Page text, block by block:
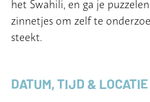
zinnetjes om zelf te
steekt.
DATUM, TIJD & LOCATIE